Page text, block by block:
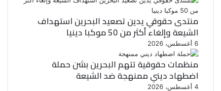
منتدى حقوقي يدين تصعيد البحرين استهداف
الشيعة وإلغاء أكثر من 50 موكبا دينيا
6 أغسطس، 2026
منظمات حقوقية تتهم البحرين بشن حملة
اضطهاد ديني ممنهجة ضد الشيعة
4 أغسطس، 2026